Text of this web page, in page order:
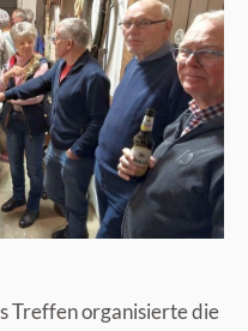
Treffen organisierte die